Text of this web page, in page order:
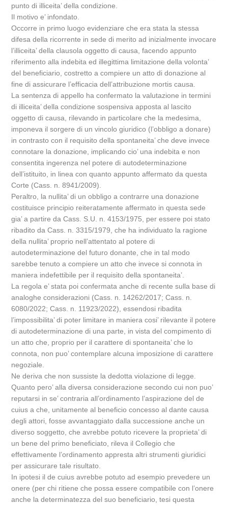
punto di illiceita’ della condizione.
Il motivo e’ infondato.
Occorre in primo luogo evidenziare che era stata la stessa
difesa della ricorrente in sede di merito ad inizialmente invocare
l’illiceita’ della clausola oggetto di causa, facendo appunto
riferimento alla indebita ed illegittima limitazione della volonta’
del beneficiario, costretto a compiere un atto di donazione al
fine di assicurare l’efficacia dell’attribuzione mortis causa.
La sentenza di appello ha confermato la valutazione in termini
di illiceita’ della condizione sospensiva apposta al lascito
oggetto di causa, rilevando in particolare che la medesima,
imponeva il sorgere di un vincolo giuridico (l’obbligo a donare)
in contrasto con il requisito della spontaneita’ che deve invece
connotare la donazione, implicando cio’ una indebita e non
consentita ingerenza nel potere di autodeterminazione
dell’istituito, in linea con quanto appunto affermato da questa
Corte (Cass. n. 8941/2009).
Peraltro, la nullita’ di un obbligo a contrarre una donazione
costituisce principio reiteratamente affermato in questa sede
gia’ a partire da Cass. S.U. n. 4153/1975, per essere poi stato
ribadito da Cass. n. 3315/1979, che ha individuato la ragione
della nullita’ proprio nell’attentato al potere di
autodeterminazione del futuro donante, che in tal modo
sarebbe tenuto a compiere un atto che invece si connota in
maniera indefettibile per il requisito della spontaneita’.
La regola e’ stata poi confermata anche di recente sulla base di
analoghe considerazioni (Cass. n. 14262/2017; Cass. n.
6080/2022; Cass. n. 11923/2022), essendosi ribadita
l’impossibilita’ di poter limitare in maniera cosi’ rilevante il potere
di autodeterminazione di una parte, in vista del compimento di
un atto che, proprio per il carattere di spontaneita’ che lo
connota, non puo’ contemplare alcuna imposizione di carattere
negoziale.
Ne deriva che non sussiste la dedotta violazione di legge.
Quanto pero’ alla diversa considerazione secondo cui non puo’
reputarsi in se’ contraria all’ordinamento l’aspirazione del de
cuius a che, unitamente al beneficio concesso al dante causa
degli attori, fosse avvantaggiato dalla successione anche un
diverso soggetto, che avrebbe potuto ricevere la proprieta’ di
un bene del primo beneficiato, rileva il Collegio che
effettivamente l’ordinamento appresta altri strumenti giuridici
per assicurare tale risultato.
In ipotesi il de cuius avrebbe potuto ad esempio prevedere un
onere (per chi ritiene che possa essere compatibile con l’onere
anche la determinatezza del suo beneficiario, tesi questa